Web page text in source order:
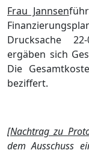
Frau Jannsenfü
Finanz
Drucksache 22-
ergäben sich
Die
beziffert.
[Nachtrag zu
dem Ausschuss